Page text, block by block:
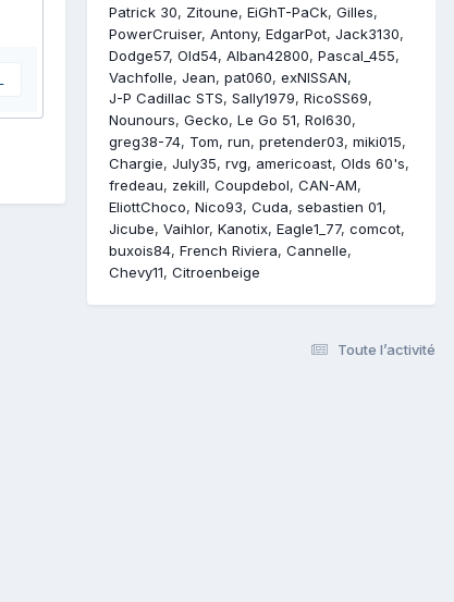
Patrick 30
Zitoune EiGhT-PaCk Gilles
PowerCruiser Antony EdgarPot Jack3130
Dodge57 Old54 Alban42800 Pascal_455
Vachfolle Jean pat060 exNISSAN
J-P Cadillac STS Sally1979 RicoSS69
Nounours Gecko Le Go 51 Rol630
greg38-74 Tom run pretender03 miki015
Chargie July35 rvg americoast Olds 60's
fredeau
zekill Coupdebol CAN-AM
EliottChoco Nico93 Cuda sebastien 01
Jicube Vaihlor Kanotix Eagle1_77 comcot
buxois84 French Riviera Cannelle
Chevy11 Citroenbeige
Toute l’activité